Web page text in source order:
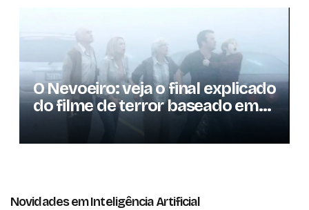
O Nevoeiro: veja o final explicado
do filme de terror baseado em
Stephen King
Novidades em Inteligência Artificial